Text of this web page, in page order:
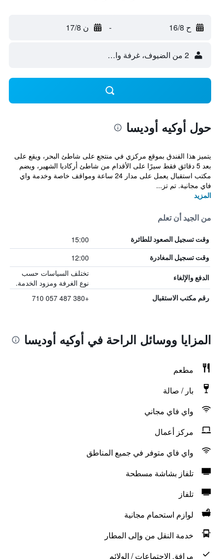
ح 16/8 - ن 17/8
2 من الضيوف، غرفة واحدة
حول أوكيه أوديسا
يتميز هذا الفندق بموقع مركزي في منتجع على شاطئ البحر، ويقع على
بعد 5 دقائق فقط سيرًا على الأقدام من شاطئ أركاديا الشهير، ويضم
مكتب استقبال يعمل على مدار 24 ساعة ومواقف خاصة وخدمة واي
فاي مجانية. تم تز...
المزيد
من الجيد أن تعلم
وقت تسجيل الصعود للطائرة 15:00
وقت تسجيل المغادرة 12:00
الدفع والإلغاء
تختلف السياسات حسب
نوع الغرفة ومزود الخدمة.
رقم مكتب الاستقبال +380 487 057 710
المزايا ووسائل الراحة في أوكيه أوديسا
مطعم
بار / صالة
واي فاي مجاني
مركز أعمال
واي فاي متوفر في جميع المناطق
تلفاز بشاشة مسطحة
تلفاز
لوازم استحمام مجانية
خدمة النقل من وإلى المطار
مرافق الاجتماعات / الولائم